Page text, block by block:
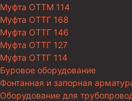
Муфта ОТТМ 114
Муфта ОТТГ 168
Муфта ОТТГ 146
Муфта ОТТГ 127
Муфта ОТТГ 114
Буровое оборудование
Фонтанная и запорная
Оборудование для